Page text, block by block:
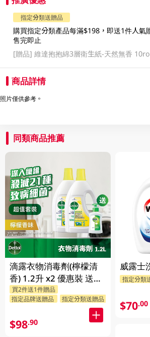
指定分類送贈品
購買指定分類產品每滿$198，即送1件人氣
售完即止
[贈品]維達抱抱綿3層衛生紙-天然無香
商品詳情
照片僅供參考。
同類商品推薦
滴露衣物消毒劑(檸檬清
香) 1.2升 x2 優惠裝 送贈
品 (贈品隨機發送)
買2件送1件贈品
指定品牌送贈品
指定分類送贈品
$98.90
威露士
指定分類
$70.00